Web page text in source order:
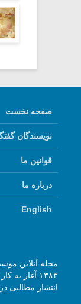
صفحه نخست
نویسندگان
قوانین ما
درباره ما
English
۱۳۸۳ آغاز
انتشار مطالبی